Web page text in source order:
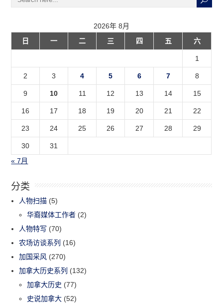
2026年 8月
日
一 二 三 四 五 六
1
2 3 4 5 6 7 8
9 10 11 12 13 14 15
16 17 18 19 20 21 22
23 24 25 26 27 28 29
30
31
« 7月
分类
人物扫描 (5)
华裔媒体工作者 (2)
人物特写 (70)
农场访谈系列 (16)
加国采风 (270)
加拿大历史系列 (132)
加拿大历史 (77)
史说加拿大 (52)